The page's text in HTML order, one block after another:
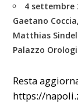
4 settembre
Gaetano
Matthias
Palazzo
Resta
https://